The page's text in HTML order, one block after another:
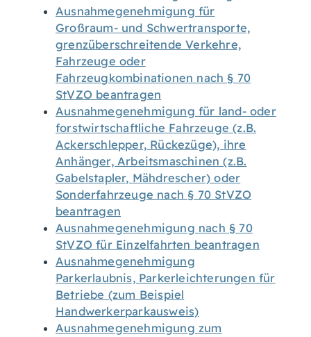
Ausnahmegenehmigung für
Großraum- und Schwertransporte,
grenzüberschreitende Verkehre,
Fahrzeuge oder
Fahrzeugkombinationen nach § 70
StVZO beantragen
Ausnahmegenehmigung für land- oder
forstwirtschaftliche Fahrzeuge (z.B.
Ackerschlepper, Rückezüge), ihre
Anhänger, Arbeitsmaschinen (z.B.
Gabelstapler, Mähdrescher) oder
Sonderfahrzeuge nach § 70 StVZO
beantragen
Ausnahmegenehmigung nach § 70
StVZO für Einzelfahrten beantragen
Ausnahmegenehmigung
Parkerlaubnis, Parkerleichterungen für
Betriebe (zum Beispiel
Handwerkerparkausweis)
Ausnahmegenehmigung zum